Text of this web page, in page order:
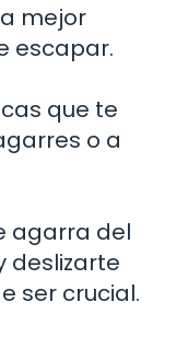
mejor
escapar.
que te
o a
agarra del
deslizarte
ser crucial.